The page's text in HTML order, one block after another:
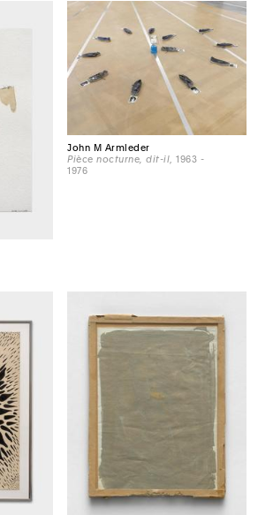
John M Armleder
Pièce nocturne, dit-il , 1963 -
1976